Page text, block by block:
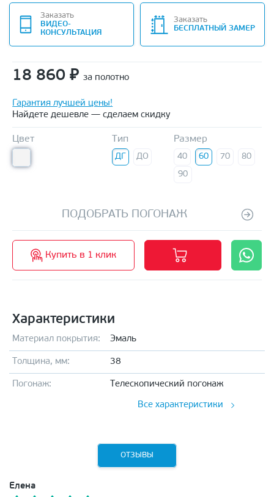
Заказать
ВИДЕО-
КОНСУЛЬТАЦИЯ
Заказать
БЕСПЛАТНЫЙ ЗАМЕР
18 860 ₽ за полотно
Гарантия лучшей цены!
Найдете дешевле — сделаем скидку
Цвет Тип
ДГ ДО
Размер
40 60 70
80
90
ПОДОБРАТЬ ПОГОНАЖ
Купить в 1 клик
Характеристики
Материал покрытия: Эмаль
Толщина, мм: 38
Погонаж: Телескопический погонаж
Все характеристики
ОТЗЫВЫ
Елена